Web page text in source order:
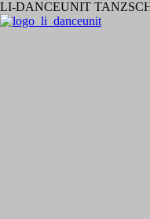
LI-DANCEUNIT